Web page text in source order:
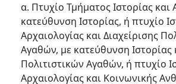
α. Πτυχίο Τμήματος Ιστορίας και
κατεύθυνση Ιστορίας, ή πτυχίο
Αρχαιολογίας και Διαχείρισης
Αγαθών, με κατεύθυνση Ιστορίας
Πολιτιστικών Αγαθών, ή πτυχίο
Αρχαιολογίας και Κοινωνικής